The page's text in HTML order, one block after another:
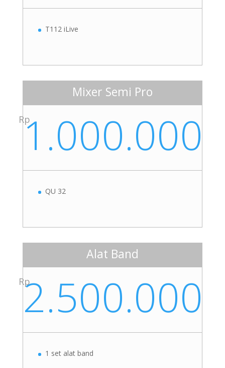
T112 iLive
Mixer Semi Pro
Rp
1.000.000
QU 32
Alat Band
Rp
2.500.000
1 set alat band